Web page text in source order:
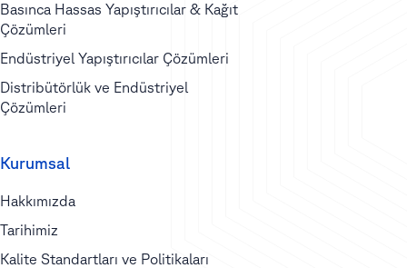
Basınca Hassas Yapıştırıcılar & Kağıt
Çözümleri
Endüstriyel Yapıştırıcılar Çözümleri
Distribütörlük ve Endüstriyel
Çözümleri
Kurumsal
Hakkımızda
Tarihimiz
Kalite Standartları ve Politikaları